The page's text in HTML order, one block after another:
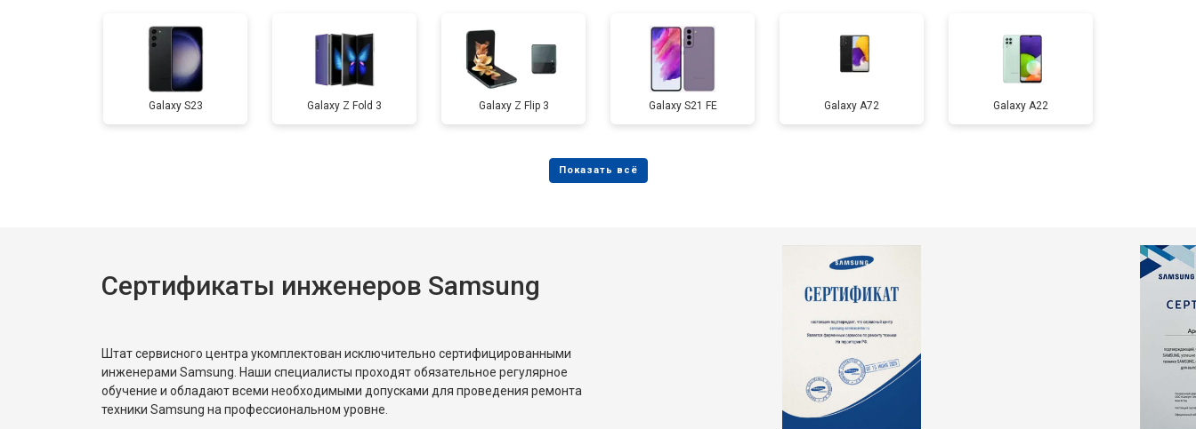
Ремонт цепи питания от 90 мин от 3200 ₽ Заказать
Ремонт динамика от 40 мин от 1400 ₽ Заказать
от 60 мин
Galaxy S23 Galaxy Z Fold 3 Galaxy Z Flip 3 Galaxy S21 FE Galaxy A72 Galaxy А22
Сертификаты инженеров Samsung
Штат сервисного центра укомплектован исключительно сертифицированными
инженерами Samsung. Наши специалисты проходят обязательное регулярное
обучение и обладают всеми необходимыми допусками для проведения ремонта
техники Samsung на профессиональном уровне.